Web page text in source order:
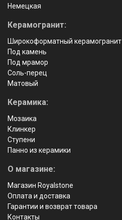
Немецкая
Керамогранит:
Широкоформатный керамогранит
Под камень
Под мрамор
Соль-перец
Матовый
Керамика:
Мозаика
Клинкер
Ступени
Панно из керамики
О магазине:
Магазин Royalstone
Оплата и доставка
Гарантии и возврат товара
Контакты